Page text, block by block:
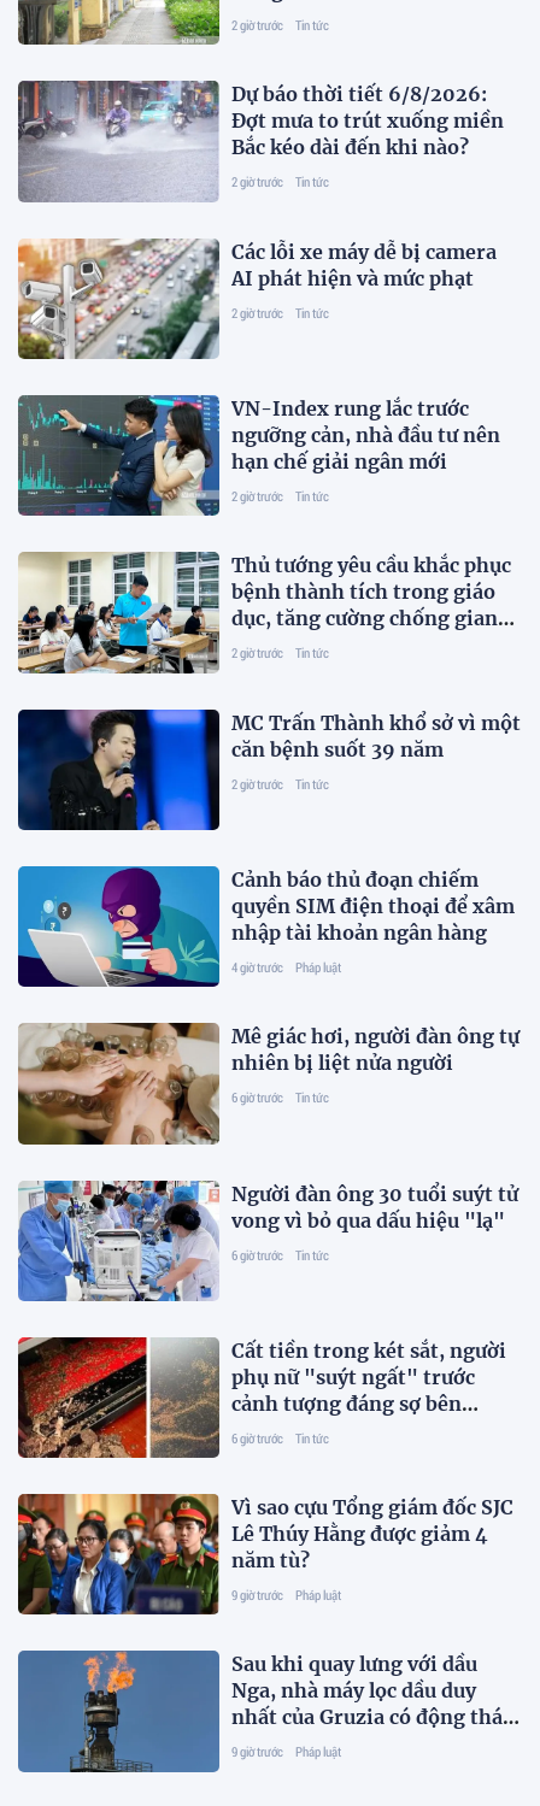
2 giờ trước Tin tức
Dự báo thời tiết 6/8/2026:
Đợt mưa to trút xuống miền
Bắc kéo dài đến khi nào?
2 giờ trước Tin tức
Các lỗi xe máy dễ bị camera
AI phát hiện và mức phạt
2 giờ trước Tin tức
VN-Index rung lắc trước
ngưỡng cản, nhà đầu tư nên
hạn chế giải ngân mới
2 giờ trước Tin tức
Thủ tướng yêu cầu khắc phục
bệnh thành tích trong giáo
dục, tăng cường chống gian
lận thi cử và lạm thu
2 giờ trước Tin tức
MC Trấn Thành khổ sở vì một
căn bệnh suốt 39 năm
2 giờ trước Tin tức
Cảnh báo thủ đoạn chiếm
quyền SIM điện thoại để xâm
nhập tài khoản ngân hàng
4 giờ trước Pháp luật
Mê giác hơi, người đàn ông tự
nhiên bị liệt nửa người
6 giờ trước Tin tức
Người đàn ông 30 tuổi suýt tử
vong vì bỏ qua dấu hiệu "lạ"
6 giờ trước Tin tức
Cất tiền trong két sắt, người
phụ nữ "suýt ngất" trước
cảnh tượng đáng sợ bên
trong
6 giờ trước Tin tức
Vì sao cựu Tổng giám đốc SJC
Lê Thúy Hằng được giảm 4
năm tù?
9 giờ trước Pháp luật
Sau khi quay lưng với dầu
Nga, nhà máy lọc dầu duy
nhất của Gruzia có động thái
mới
9 giờ trước Pháp luật